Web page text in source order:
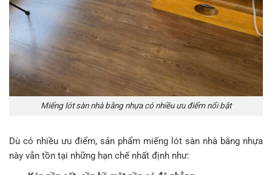
Miếng lót sàn nhà bằng nhựa có nhiều ưu điểm nổi bật
Dù có nhiều ưu điểm, sản phẩm miếng lót sàn nhà bằng nhựa
này vẫn tồn tại những hạn chế nhất định như: